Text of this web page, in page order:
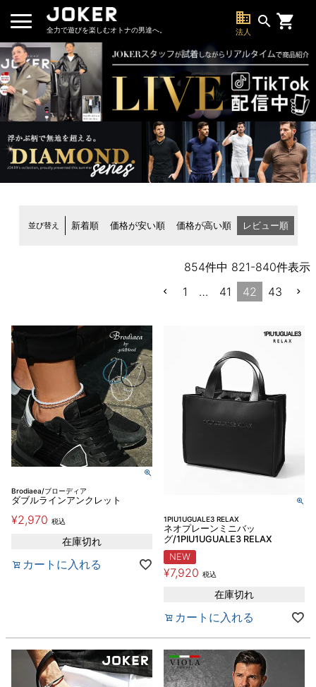
全力で遊びを楽しむオトナの男達へ。
business
法人
search
並び替え 新着順 価格が安い順 価格が高い順 レビュー順
854件中 821-840件表示
1
… 41 42 43
Brodiaea/ブローディア
ダブルラインアンクレット
¥2,970 税込
在庫切れ
カートに入れる
1PIU1UGUALE3 RELAX
ネオプレーンミニバッ
グ/1PIU1UGUALE3 RELAX
NEW
¥7,920 税込
在庫切れ
カートに入れる